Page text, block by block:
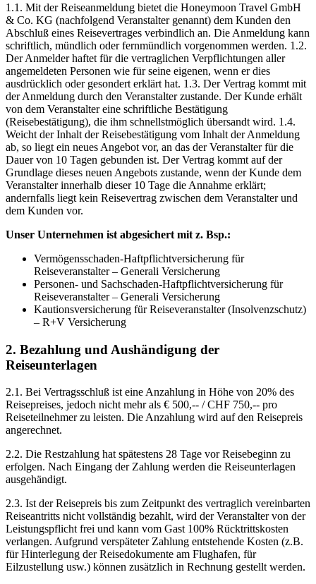
1.1. Mit der Reiseanmeldung bietet die Honeymoon Travel GmbH
& Co. KG (nachfolgend Veranstalter genannt) dem Kunden den
Abschluß eines Reisevertrages verbindlich an. Die Anmeldung kann
schriftlich, mündlich oder fernmündlich vorgenommen werden. 1.2.
Der Anmelder haftet für die vertraglichen Verpflichtungen aller
angemeldeten Personen wie für seine eigenen, wenn er dies
ausdrücklich oder gesondert erklärt hat. 1.3. Der Vertrag kommt mit
der Anmeldung durch den Veranstalter zustande. Der Kunde erhält
von dem Veranstalter eine schriftliche Bestätigung
(Reisebestätigung), die ihm schnellstmöglich übersandt wird. 1.4.
Weicht der Inhalt der Reisebestätigung vom Inhalt der Anmeldung
ab, so liegt ein neues Angebot vor, an das der Veranstalter für die
Dauer von 10 Tagen gebunden ist. Der Vertrag kommt auf der
Grundlage dieses neuen Angebots zustande, wenn der Kunde dem
Veranstalter innerhalb dieser 10 Tage die Annahme erklärt;
andernfalls liegt kein Reisevertrag zwischen dem Veranstalter und
dem Kunden vor.
Unser Unternehmen ist abgesichert mit z. Bsp.:
Vermögensschaden-Haftpflichtversicherung für
Reiseveranstalter – Generali Versicherung
Personen- und Sachschaden-Haftpflichtversicherung für
Reiseveranstalter – Generali Versicherung
Kautionsversicherung für Reiseveranstalter (Insolvenzschutz)
– R+V Versicherung
2. Bezahlung und Aushändigung der
Reiseunterlagen
2.1. Bei Vertragsschluß ist eine Anzahlung in Höhe von 20% des
Reisepreises, jedoch nicht mehr als € 500,-- / CHF 750,-- pro
Reiseteilnehmer zu leisten. Die Anzahlung wird auf den Reisepreis
angerechnet.
2.2. Die Restzahlung hat spätestens 28 Tage vor Reisebeginn zu
erfolgen. Nach Eingang der Zahlung werden die Reiseunterlagen
ausgehändigt.
2.3. Ist der Reisepreis bis zum Zeitpunkt des vertraglich vereinbarten
Reiseantritts nicht vollständig bezahlt, wird der Veranstalter von der
Leistungspflicht frei und kann vom Gast 100% Rücktrittskosten
verlangen. Aufgrund verspäteter Zahlung entstehende Kosten (z.B.
für Hinterlegung der Reisedokumente am Flughafen, für
Eilzustellung usw.) können zusätzlich in Rechnung gestellt werden.